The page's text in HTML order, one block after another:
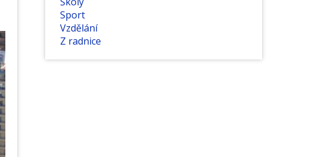
Sport
Vzdělání
Z radnice